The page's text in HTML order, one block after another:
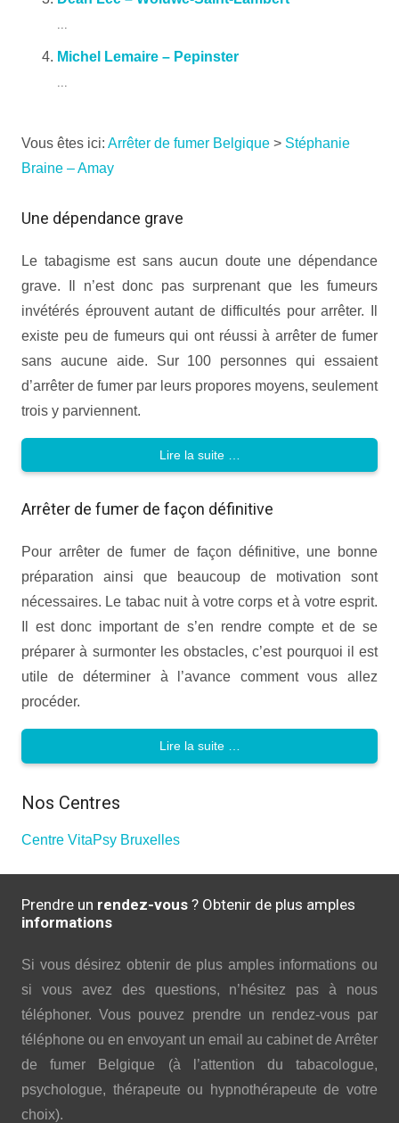
Michel Lemaire – Pepinster
Vous êtes ici: Arrêter de fumer Belgique > Stéphanie
Braine – Amay
Une dépendance grave
Le tabagisme est sans aucun doute une dépendance
grave. Il n’est donc pas surprenant que les fumeurs
invétérés éprouvent autant de difficultés pour arrêter. Il
existe peu de fumeurs qui ont réussi à arrêter de fumer
sans aucune aide. Sur 100 personnes qui essaient
d’arrêter de fumer par leurs propores moyens, seulement
trois y parviennent.
Lire la suite …
Arrêter de fumer de façon définitive
Pour arrêter de fumer de façon définitive, une bonne
préparation ainsi que beaucoup de motivation sont
nécessaires. Le tabac nuit à votre corps et à votre esprit.
Il est donc important de s’en rendre compte et de se
préparer à surmonter les obstacles, c’est pourquoi il est
utile de déterminer à l’avance comment vous allez
procéder.
Lire la suite …
Nos Centres
Centre VitaPsy Bruxelles
Prendre un rendez-vous ? Obtenir de plus amples
informations
Si vous désirez obtenir de plus amples informations ou
si vous avez des questions, n’hésitez pas à nous
téléphoner. Vous pouvez prendre un rendez-vous par
téléphone ou en envoyant un email au cabinet de Arrêter
de fumer Belgique (à l’attention du tabacologue,
psychologue, thérapeute ou hypnothérapeute de votre
choix).